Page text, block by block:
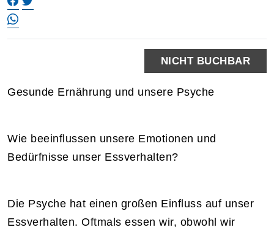
NICHT BUCHBAR
Gesunde Ernährung und unsere Psyche
Wie beeinflussen unsere Emotionen und
Bedürfnisse unser Essverhalten?
Die Psyche hat einen großen Einfluss auf unser
Essverhalten. Oftmals essen wir, obwohl wir